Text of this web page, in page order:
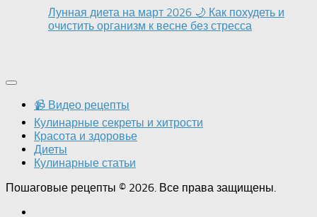
Лунная диета на март 2026 🌙 Как похудеть и
очистить организм к весне без стресса
📹 Видео рецепты
Кулинарные секреты и хитрости
Красота и здоровье
Диеты
Кулинарные статьи
Пошаговые рецепты © 2026. Все права защищены.